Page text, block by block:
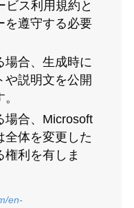
ビス利用規約と
を遵守する必要
場合、生成時に
や説明文を公開
場合、Microsoft
全体を変更した
権利を有しま
en-